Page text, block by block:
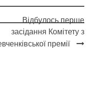
Відбулось перше
засідання Комітету з
премії